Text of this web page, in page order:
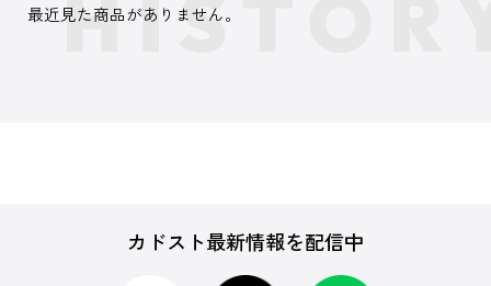
最近見た商品がありません。
カドスト最新情報を配信中